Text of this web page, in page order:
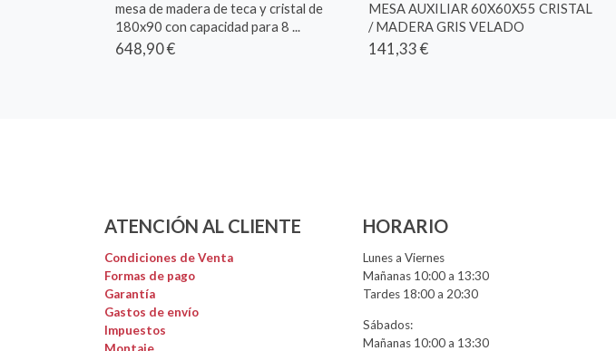
mesa de madera de teca y cristal de
180x90 con capacidad para 8 ...
648,90 €
MESA AUXILIAR 60X60X55 CRISTAL
/ MADERA GRIS VELADO
141,33 €
ATENCIÓN AL CLIENTE
Condiciones de Venta
Formas de pago
Garantía
Gastos de envío
Impuestos
HORARIO
Lunes a Viernes
Mañanas 10:00 a 13:30
Tardes 18:00 a 20:30
Sábados:
Mañanas 10:00 a 13:30